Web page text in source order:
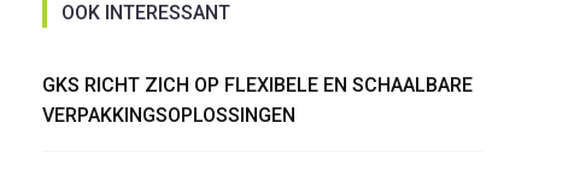
OOK INTERESSANT
GKS RICHT ZICH OP FLEXIBELE EN SCHAALBARE
VERPAKKINGSOPLOSSINGEN